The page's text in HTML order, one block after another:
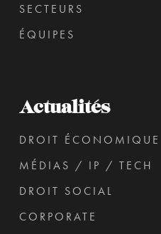
SECTEURS
ÉQUIPES
Actualités
DROIT ÉCONOMIQUE
MÉDIAS / IP / TECH
DROIT SOCIAL
CORPORATE